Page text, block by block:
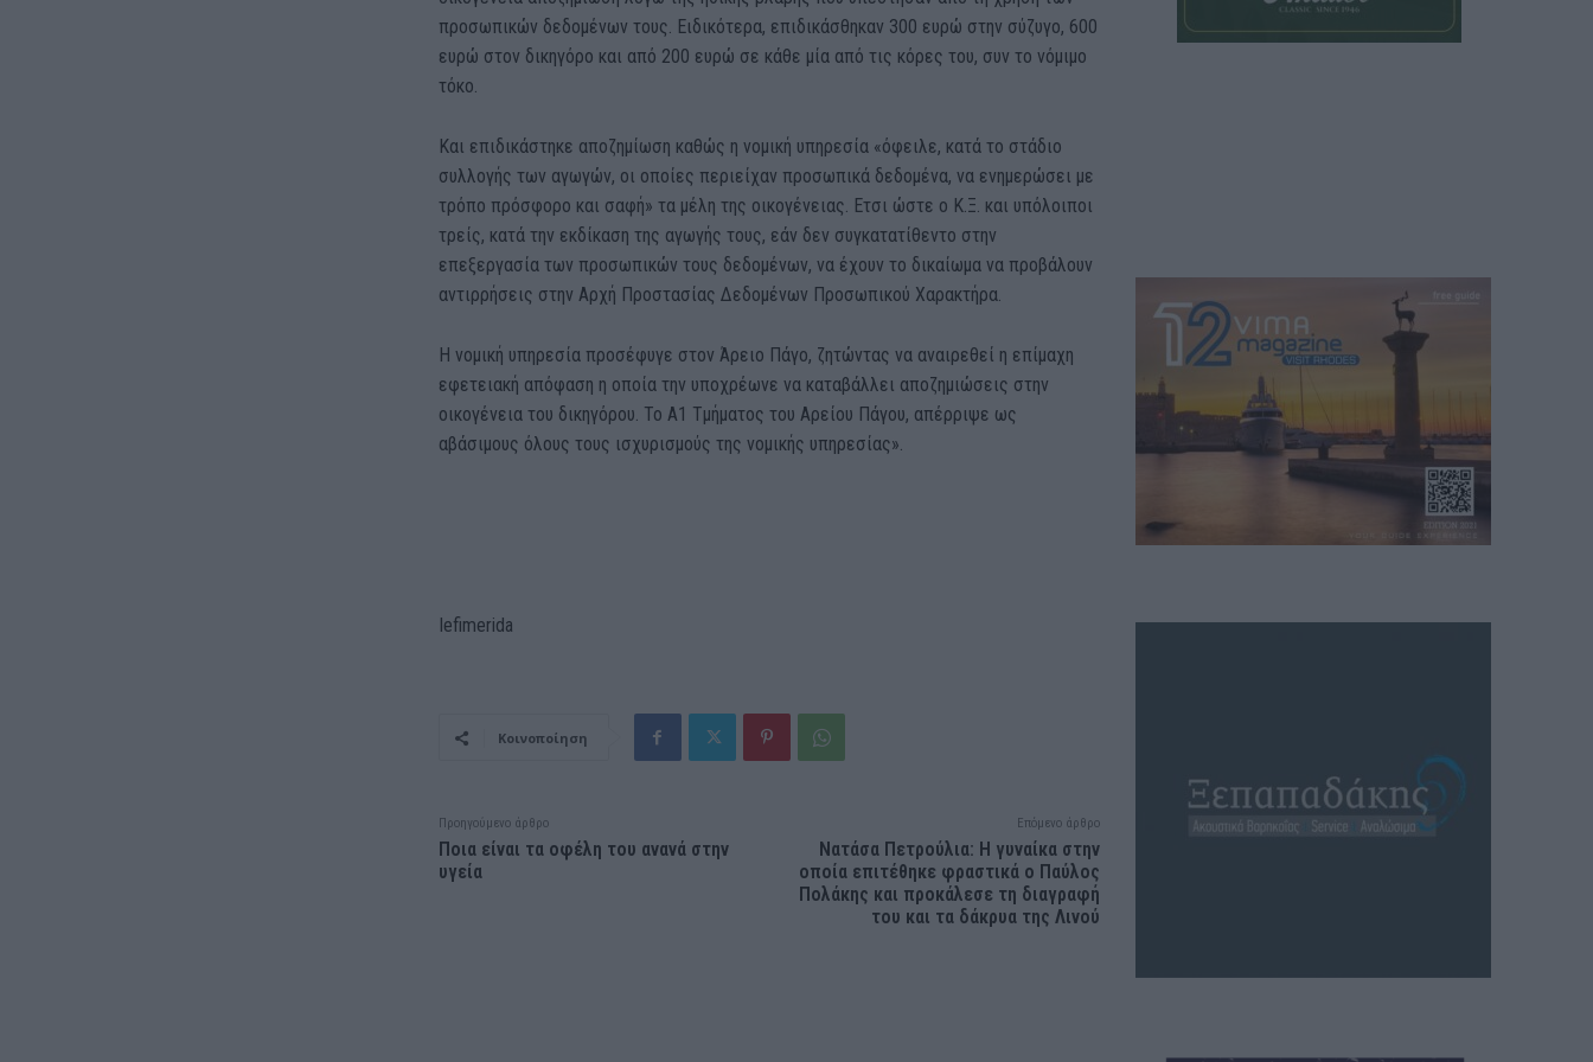
προσωπικών δεδομένων τους. Ειδικότερα, επιδικάσθηκαν 300 ευρώ στην σύζυγο, 600
ευρώ στον δικηγόρο και από 200 ευρώ σε κάθε μία από τις κόρες του, συν το νόμιμο
τόκο.
Και επιδικάστηκε αποζημίωση καθώς η νομική υπηρεσία «όφειλε, κατά το στάδιο
συλλογής των αγωγών, οι οποίες περιείχαν προσωπικά δεδομένα, να ενημερώσει με
τρόπο πρόσφορο και σαφή» τα μέλη της οικογένειας. Ετσι ώστε ο Κ.Ξ. και υπόλοιποι
τρείς, κατά την εκδίκαση της αγωγής τους, εάν δεν συγκατατίθεντο στην
επεξεργασία των προσωπικών τους δεδομένων, να έχουν το δικαίωμα να προβάλουν
αντιρρήσεις στην Αρχή Προστασίας Δεδομένων Προσωπικού Χαρακτήρα.
Η νομική υπηρεσία προσέφυγε στον Άρειο Πάγο, ζητώντας να αναιρεθεί η επίμαχη
εφετειακή απόφαση η οποία την υποχρέωνε να καταβάλλει αποζημιώσεις στην
οικογένεια του δικηγόρου. Το Α1 Τμήματος του Αρείου Πάγου, απέρριψε ως
αβάσιμους όλους τους ισχυρισμούς της νομικής υπηρεσίας».
Iefimerida
Κοινοποίηση
Προηγούμενο άρθρο
Ποια είναι τα οφέλη του ανανά στην
υγεία
Επόμενο άρθρο
Νατάσα Πετρούλια: H γυναίκα στην
οποία επιτέθηκε φραστικά ο Παύλος
Πολάκης και προκάλεσε τη διαγραφή
του και τα δάκρυα της Λινού